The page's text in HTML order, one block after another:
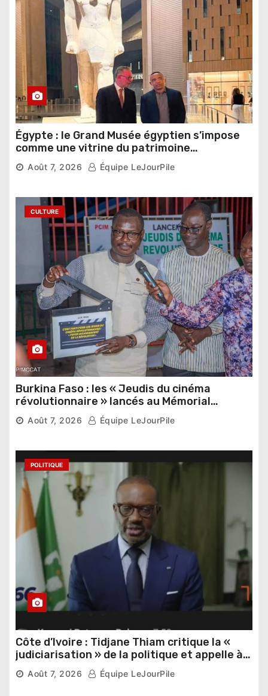
Égypte : le Grand Musée égyptien s’impose
comme une vitrine du patrimoine
pharaonique auprès des dirigeants
étrangers
Août 7, 2026 Équipe LeJourPile
CULTURE
Burkina Faso : les « Jeudis du cinéma
révolutionnaire » lancés au Mémorial
Thomas Sankara
Août 7, 2026 Équipe LeJourPile
POLITIQUE
Côte d’Ivoire : Tidjane Thiam critique la «
judiciarisation » de la politique et appelle à
poursuivre l’apaisement
Août 7, 2026 Équipe LeJourPile